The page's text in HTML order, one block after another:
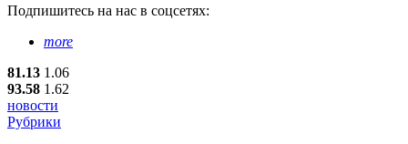
Подпишитесь на нас в соцсетях:
more
81.13 1.06
93.58 1.62
новости
Рубрики